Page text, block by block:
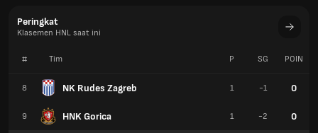
Peringkat
Klasemen HNL saat ini
# Tim
8 NK Rudes Zagreb
9 HNK Gorica
P SG POIN
1 -1 0
1 -2 0